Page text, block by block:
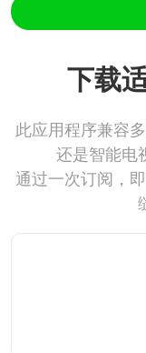
下载
此应用程序兼容
还是智能电
通过一次订阅，